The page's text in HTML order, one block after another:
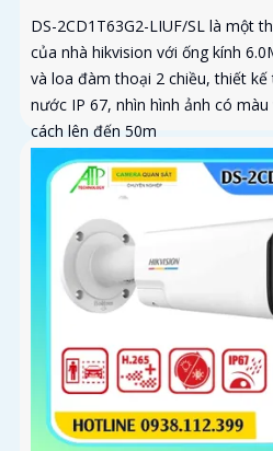
DS-2CD1T63G2-LIUF/SL là một
của nhà hikvision với ống kính
và loa đàm thoại 2 chiều, thiết kế
nước IP 67, nhìn hình ảnh có
cách lên đến 50m